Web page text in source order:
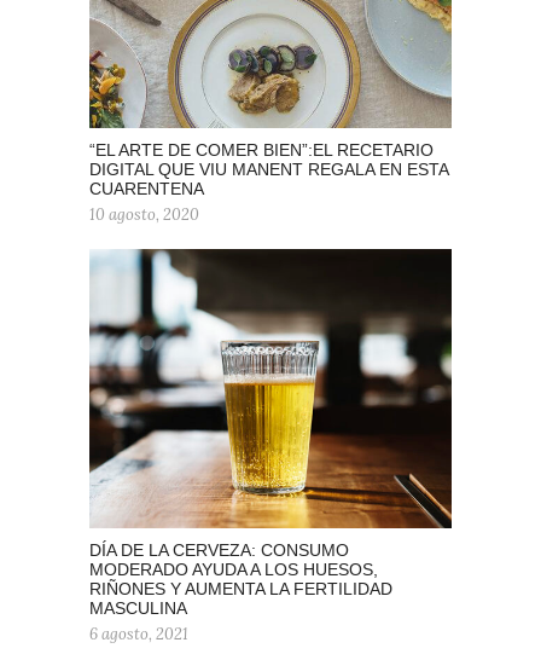
“EL ARTE DE COMER BIEN”:EL RECETARIO
DIGITAL QUE VIU MANENT REGALA EN ESTA
CUARENTENA
10 agosto, 2020
DÍA DE LA CERVEZA: CONSUMO
MODERADO AYUDA A LOS HUESOS,
RIÑONES Y AUMENTA LA FERTILIDAD
MASCULINA
6 agosto, 2021